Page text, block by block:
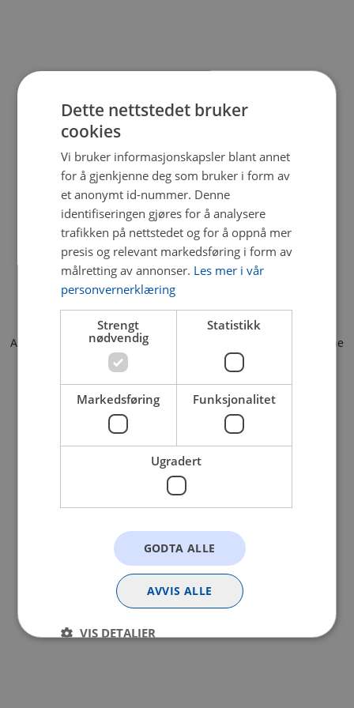
Application error: a client-side exception has occurred (see the
browser console for more information).
Dette nettstedet bruker
cookies
Vi bruker informasjonskapsler blant annet
for å gjenkjenne deg som bruker i form av
et anonymt id-nummer. Denne
identifiseringen gjøres for å analysere
trafikken på nettstedet og for å oppnå mer
presis og relevant markedsføring i form av
målretting av annonser. Les mer i vår
personvernerklæring
Strengt
nødvendig
Statistikk
Markedsføring Funksjonalitet
Ugradert
GODTA ALLE
AVVIS ALLE
VIS DETALJER